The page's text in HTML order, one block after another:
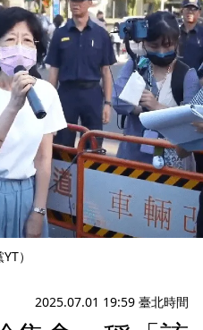
）
2025.07.01 19:59 臺北時間